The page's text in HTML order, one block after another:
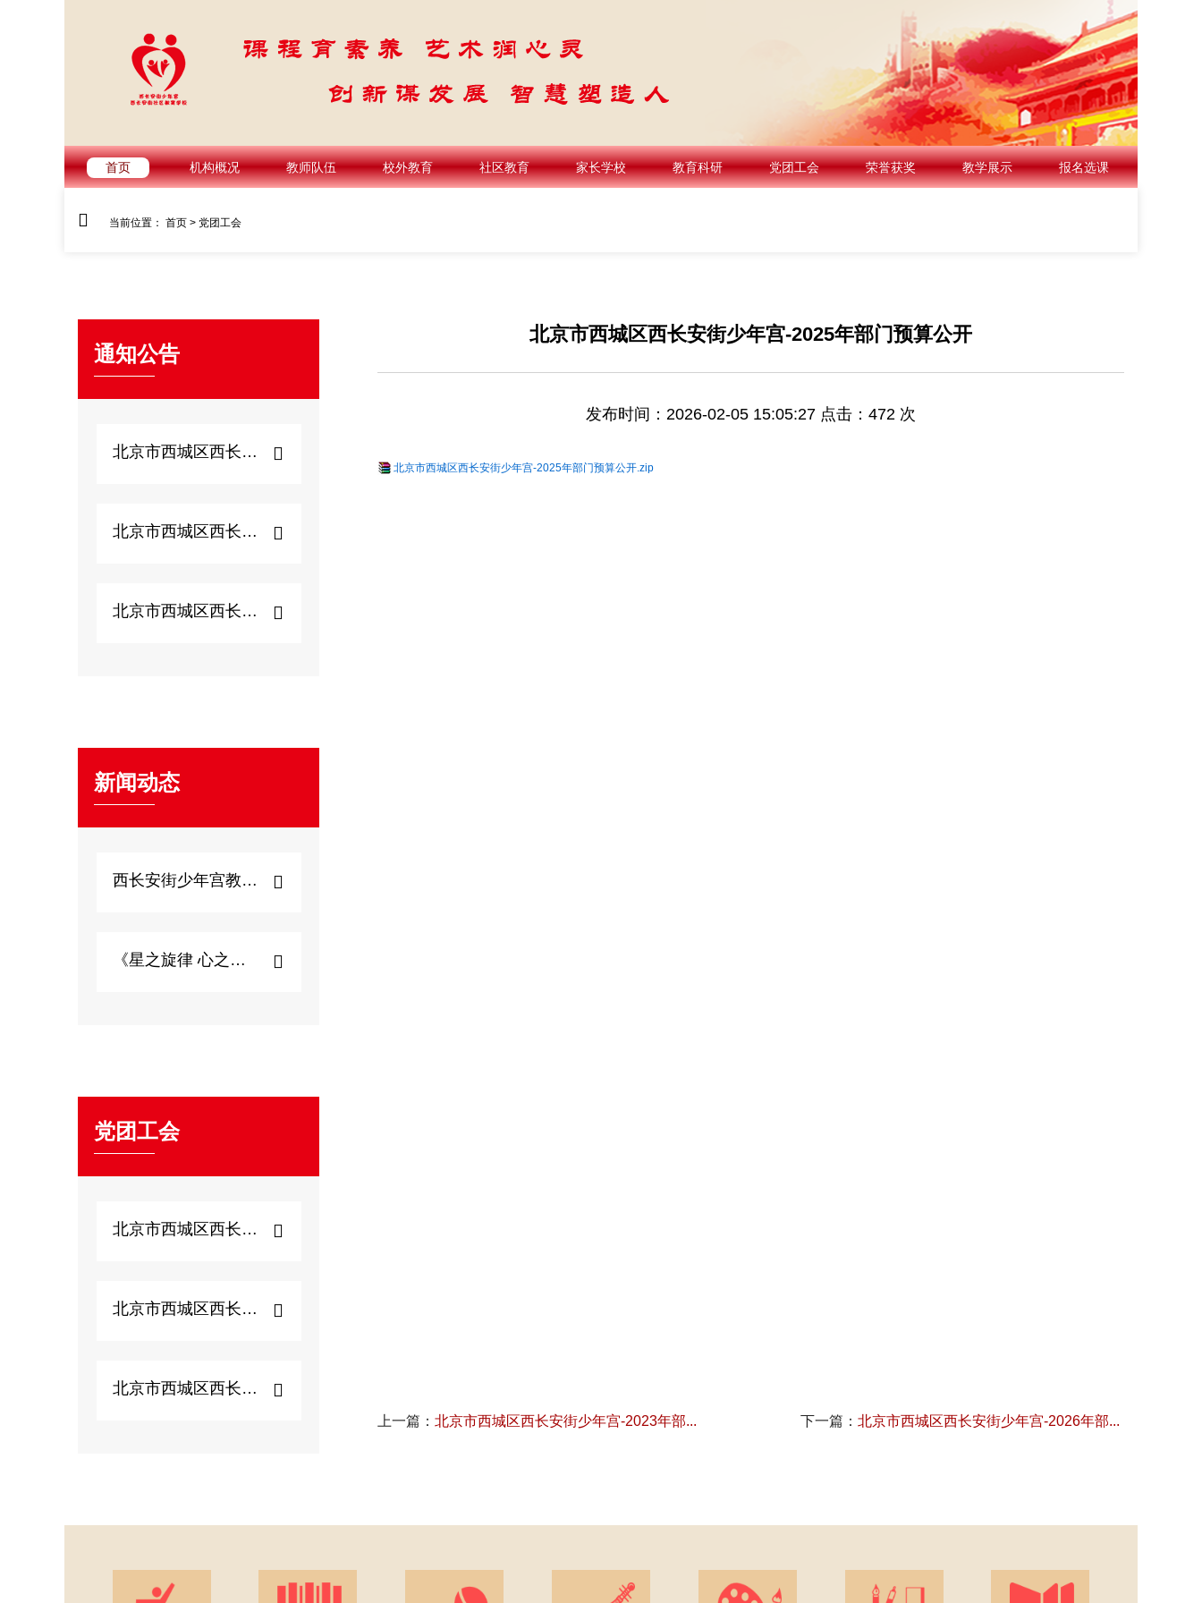
首页 机构概况 教师队伍 校外教育 社区教育 家长学校 教育科研 党团工会 荣誉获奖 教学展示 报名选课
当前位置： 首页 > 党团工会
通知公告
北京市西城区西长安街...
北京市西城区西长安街...
北京市西城区西长安街...
新闻动态
西长安街少年宫教师心...
《星之旋律 心之启...
党团工会
北京市西城区西长安街...
北京市西城区西长安街...
北京市西城区西长安街...
北京市西城区西长安街少年宫-2025年部门预算公开
发布时间：2026-02-05 15:05:27 点击：472 次
北京市西城区西长安街少年宫-2025年部门预算公开.zip
上一篇： 北京市西城区西长安街少年宫-2023年部... 下一篇： 北京市西城区西长安街少年宫-2026年部...